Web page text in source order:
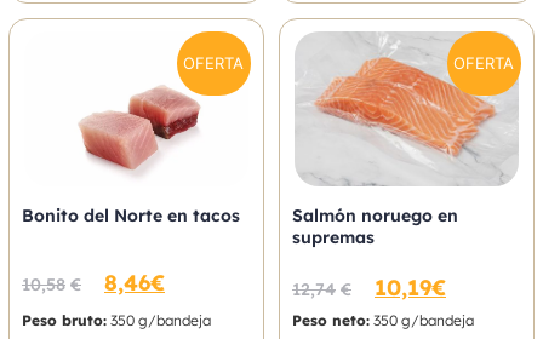
OFERTA
Bonito del Norte en tacos
10,58 € 8,46€
Peso bruto: 350 g/bandeja
OFERTA
Salmón noruego en
supremas
12,74 € 10,19€
Peso neto: 350 g/bandeja